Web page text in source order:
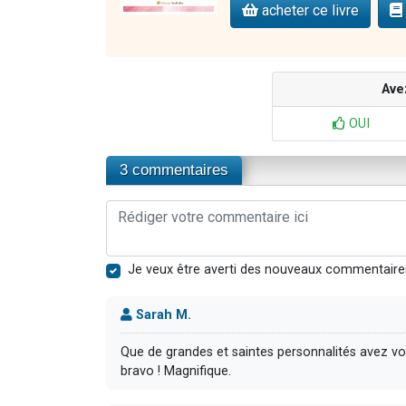
acheter ce livre
OUI
3 commentaires
Je veux être averti des nouveaux
Sarah M.
Que de grandes et saintes personnalités avez
bravo ! Magnifique.